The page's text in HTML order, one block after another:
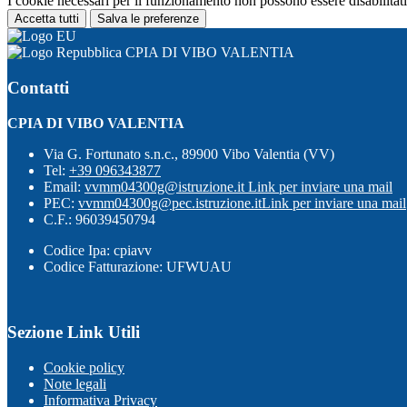
Accetta tutti Salva le preferenze
CPIA DI VIBO VALENTIA
Contatti
CPIA DI VIBO VALENTIA
Via G. Fortunato s.n.c., 89900 Vibo Valentia (VV)
Tel: +39 096343877
Email: vvmm04300g@istruzione.it Link per inviare una mail
PEC: vvmm04300g@pec.istruzione.itLink per inviare una mail
C.F.: 96039450794
Codice Ipa: cpiavv
Codice Fatturazione: UFWUAU
Sezione Link Utili
Cookie policy
Note legali
Informativa Privacy